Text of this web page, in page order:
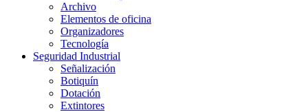
Archivo
Elementos de oficina
Organizadores
Tecnología
Seguridad Industrial
Señalización
Botiquín
Dotación
Extintores